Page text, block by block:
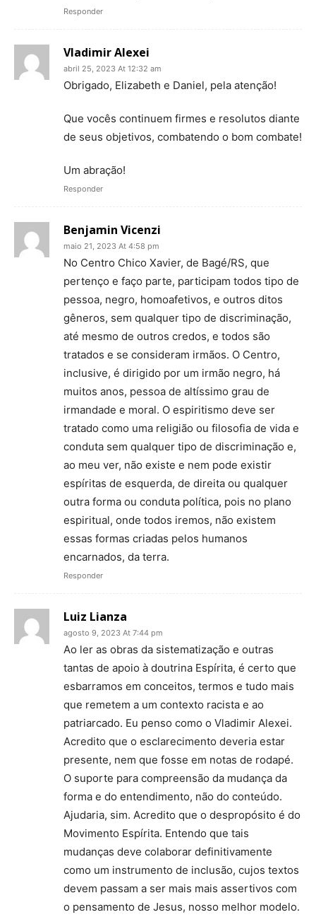
Responder
Vladimir Alexei
abril 25, 2023 At 12:32 am
Obrigado, Elizabeth e Daniel, pela atenção!
Que vocês continuem firmes e resolutos diante
de seus objetivos, combatendo o bom combate!
Um abração!
Responder
Benjamin Vicenzi
maio 21, 2023 At 4:58 pm
No Centro Chico Xavier, de Bagé/RS, que
pertenço e faço parte, participam todos tipo de
pessoa, negro, homoafetivos, e outros ditos
gêneros, sem qualquer tipo de discriminação,
até mesmo de outros credos, e todos são
tratados e se consideram irmãos. O Centro,
inclusive, é dirigido por um irmão negro, há
muitos anos, pessoa de altíssimo grau de
irmandade e moral. O espiritismo deve ser
tratado como uma religião ou filosofia de vida e
conduta sem qualquer tipo de discriminação e,
ao meu ver, não existe e nem pode existir
espíritas de esquerda, de direita ou qualquer
outra forma ou conduta política, pois no plano
espiritual, onde todos iremos, não existem
essas formas criadas pelos humanos
encarnados, da terra.
Responder
Luiz Lianza
agosto 9, 2023 At 7:44 pm
Ao ler as obras da sistematização e outras
tantas de apoio à doutrina Espírita, é certo que
esbarramos em conceitos, termos e tudo mais
que remetem a um contexto racista e ao
patriarcado. Eu penso como o Vladimir Alexei.
Acredito que o esclarecimento deveria estar
presente, nem que fosse em notas de rodapé.
O suporte para compreensão da mudança da
forma e do entendimento, não do conteúdo.
Ajudaria, sim. Acredito que o despropósito é do
Movimento Espírita. Entendo que tais
mudanças deve colaborar definitivamente
como um instrumento de inclusão, cujos textos
devem passam a ser mais mais assertivos com
o pensamento de Jesus, nosso melhor modelo.